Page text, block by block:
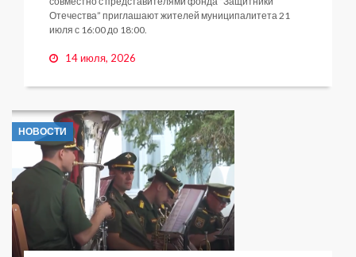
Отечества” приглашают жителей муниципалитета 21
июля с 16:00 до 18:00.
14 июля, 2026
НОВОСТИ